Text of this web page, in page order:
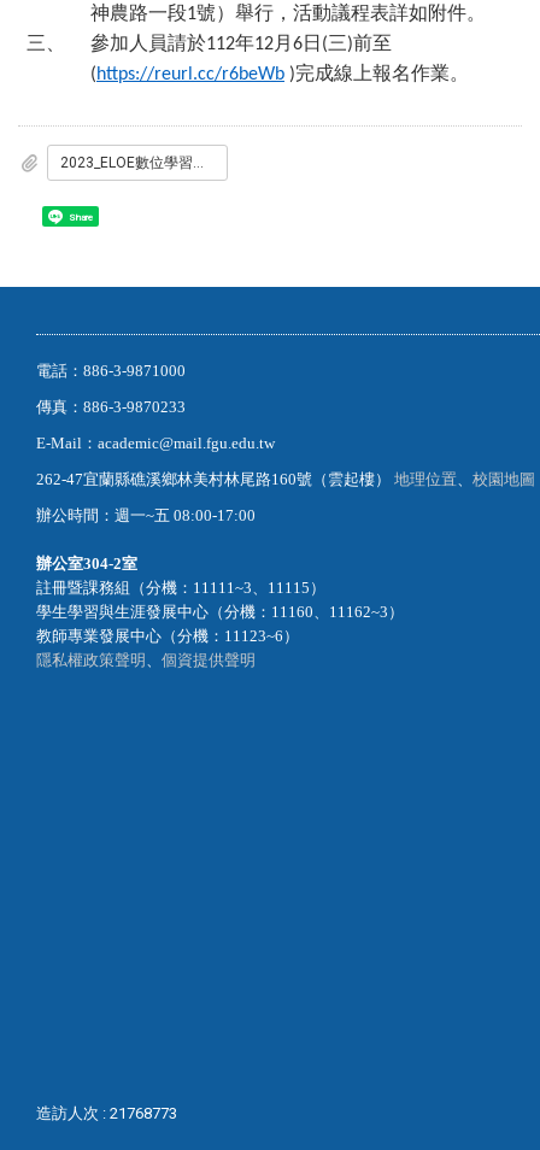
神農路一段1號）舉行，活動議程表詳如附件。
三、
參加人員請於112年12月 6日 (三)前至
(https://reurl.cc/r6beWb )完成線上報名作業。
2023_ELOE數位學習國際研討會暨開放教育論壇.pdf
Share
電話：886-3-9871000
傳真：886-3-9870233
E-Mail：academic@mail.fgu.edu.tw
262-47宜蘭縣礁溪鄉林美村林尾路160號（雲起樓） 地理位置、 校園地圖
辦公時間：週一~五 08:00-17:00
辦公室304-2室
註冊暨課務組（分機：11111~3、11115）
學生學習與生涯發展中心（分機：11160、11162~3）
教師專業發展中心（分機：11123~6）
隱私權政策聲明 、 個資提供聲明
造訪人次 : 21768773